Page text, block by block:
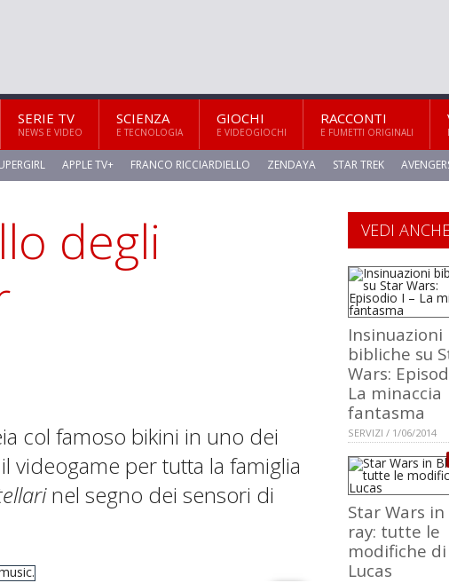
SERIE TV
NEWS E VIDEO
SCIENZA
E TECNOLOGIA
GIOCHI
E VIDEOGIOCHI
RACCONTI
E FUMETTI ORIGINALI
APPLE TV+ FRANCO RICCIARDIELLO ZENDAYA STAR TREK
degli
col famoso bikini in uno dei
videogame per tutta la famiglia
nel segno dei sensori di
VEDI ANCHE
Insinuazioni
bibliche su
Wars:
La minaccia
fantasma
SERVIZI / 1/06/2014
Star Wars in
ray: tutte le
modifiche di
Lucas